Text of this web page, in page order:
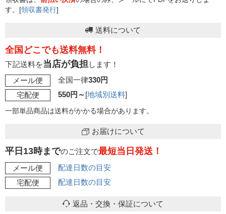
す。[領収書発行]
送料について
全国どこでも送料無料！
下記送料を当店が負担 します！
メール便
全国一律330円
宅配便
550円～[地域別送料]
一部単品商品は送料がかかる場合があります。
お届けについて
平日13時までのご注文で最短当日発送！
メール便
配達日数の目安
宅配便
配達日数の目安
返品・交換・保証について